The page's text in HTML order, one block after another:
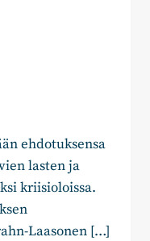
ehdotuksensa
lasten ja
kriisioloissa.
Laasonen […]